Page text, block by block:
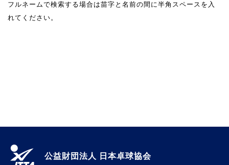
フルネームで検索する場合は苗字と名前の間に半角スペースを入
れてください。
公益財団法人 日本卓球協会